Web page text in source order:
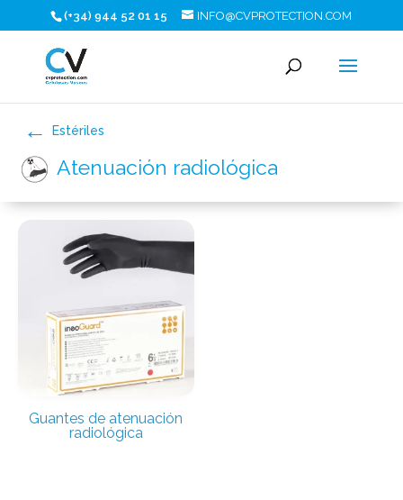
(+34) 944 52 01 15 INFO@CVPROTECTION.COM
Estériles
Atenuación radiológica
Guantes de atenuación
radiológica